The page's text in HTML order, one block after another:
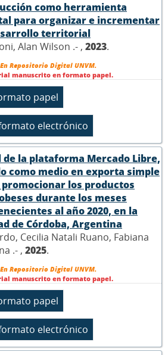
como herramienta
para organizar e incrementar
territorial
Alan Wilson .- , 2023.
Repositorio Digital UNVM.
manuscrito en formato papel.
de la plataforma Mercado Libre,
como medio en exporta simple
promocionar los productos
durante los meses
al año 2020, en la
de Córdoba, Argentina
Cecilia Natali Ruano, Fabiana
.- , 2025.
Repositorio Digital UNVM.
manuscrito en formato papel.